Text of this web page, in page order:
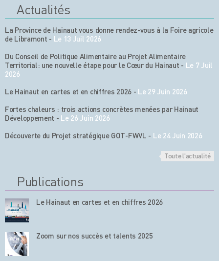
Actualités
La Province de Hainaut vous donne rendez-vous à la Foire agricole
de Libramont - Le 13 Juil 2026
Du Conseil de Politique Alimentaire au Projet Alimentaire
Territorial: une nouvelle étape pour le Cœur du Hainaut - Le 7 Juil
2026
Le Hainaut en cartes et en chiffres 2026 - Le 29 Juin 2026
Fortes chaleurs : trois actions concrètes menées par Hainaut
Développement - Le 26 Juin 2026
Découverte du Projet stratégique GOT-FWVL - Le 24 Juin 2026
Toute l'actualité
Publications
Le Hainaut en cartes et en chiffres 2026
Zoom sur nos succès et talents 2025